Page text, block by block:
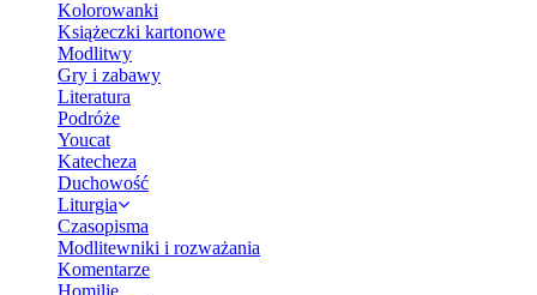
Kolorowanki
Książeczki kartonowe
Modlitwy
Gry i zabawy
Literatura
Podróże
Youcat
Katecheza
Duchowość
Liturgia
Czasopisma
Modlitewniki i rozważania
Komentarze
Homilie